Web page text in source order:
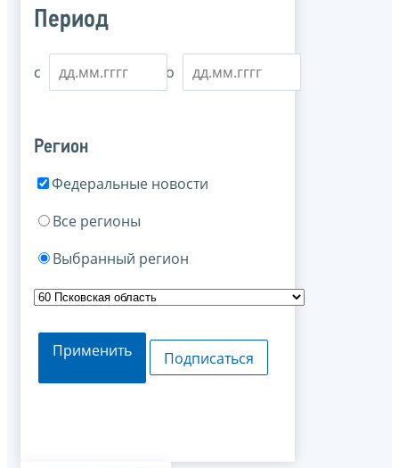
Период
с по
Регион
Федеральные новости
Все регионы
Выбранный регион
Применить Подписаться